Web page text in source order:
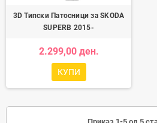
3D Типски Патосници за SKODA
SUPERB 2015-
2.299,00 ден.
КУПИ